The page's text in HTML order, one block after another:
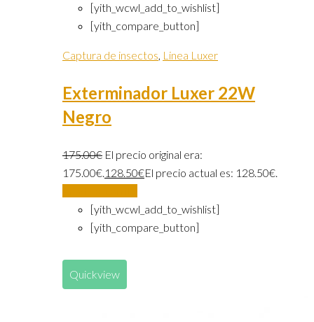
[yith_wcwl_add_to_wishlist]
[yith_compare_button]
Captura de insectos, Linea Luxer
Exterminador Luxer 22W
Negro
175.00€ El precio original era:
175.00€.128.50€El precio actual es: 128.50€.
[yith_wcwl_add_to_wishlist]
[yith_compare_button]
Quickview